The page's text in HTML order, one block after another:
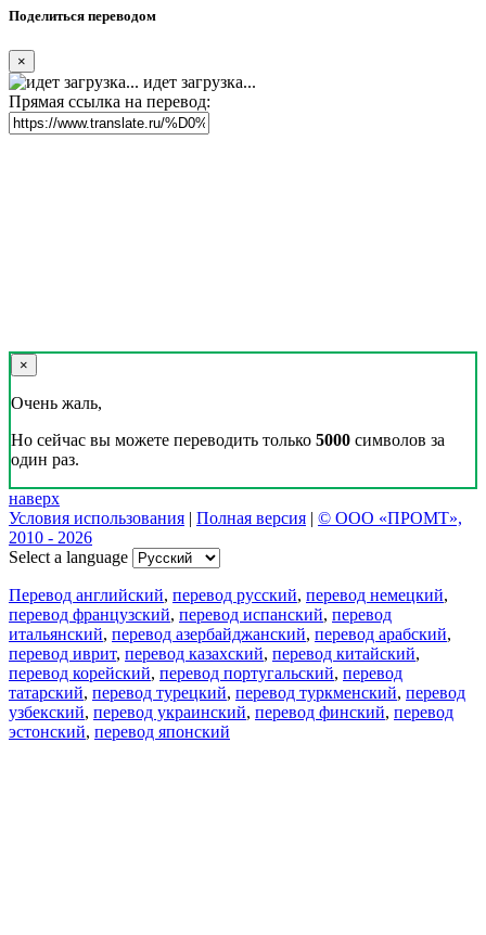
Поделиться переводом
×
идет загрузка...
Прямая ссылка на перевод:
×
Очень жаль,
Но сейчас вы можете переводить только 5000 символов за
один раз.
наверх
Условия использования | Полная версия | © ООО «ПРОМТ»,
2010 - 2026
Select a language
Перевод английский, перевод русский, перевод немецкий,
перевод французский, перевод испанский, перевод
итальянский, перевод азербайджанский, перевод арабский,
перевод иврит, перевод казахский, перевод китайский,
перевод корейский, перевод португальский, перевод
татарский, перевод турецкий, перевод туркменский, перевод
узбекский, перевод украинский, перевод финский, перевод
эстонский, перевод японский